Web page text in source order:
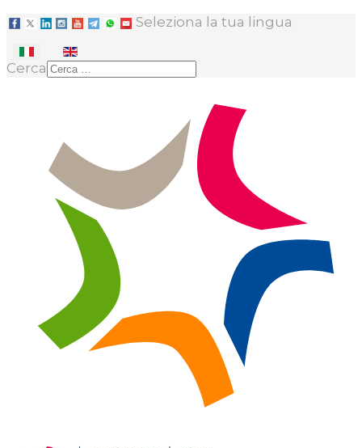
Seleziona la tua lingua
Cerca